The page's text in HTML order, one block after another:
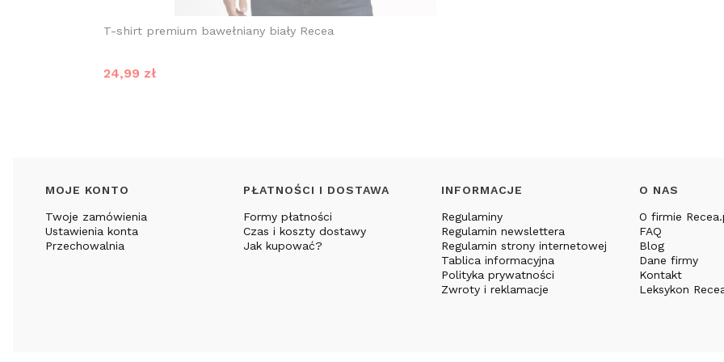
T-shirt premium bawełniany biały Recea
Cena promocyjna
24,99 zł
Linki w stopce
MOJE KONTO
Twoje zamówienia
Ustawienia konta
Przechowalnia
PŁATNOŚCI I DOSTAWA
Formy płatności
Czas i koszty dostawy
Jak kupować?
INFORMACJE
Regulaminy
Regulamin newslettera
Regulamin strony internetowej
Tablica informacyjna
Polityka prywatności
Zwroty i reklamacje
O NAS
O firmie
FAQ
Blog
Dane firmy
Kontakt
Leksykon